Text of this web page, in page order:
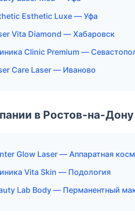
Esthetic Luxe — Уфа
Vita Diamond — Хабаровск
Clinic Premium —
Care Laser — Иваново
в Ростов-на-Дону
Glow Laser — Аппаратная
Vita Skin — Подология
Lab Body — Перманентный